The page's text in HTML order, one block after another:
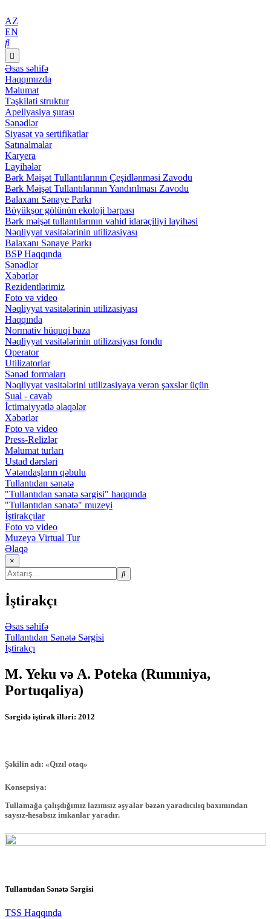
AZ
EN
Əsas səhifə
Haqqımızda
Məlumat
Təşkilati struktur
Apellyasiya şurası
Sənədlər
Siyasət və sertifikatlar
Satınalmalar
Karyera
Layihələr
Bərk Məişət Tullantılarının Çeşidlənməsi Zavodu
Bərk Məişət Tullantılarının Yandırılması Zavodu
Balaxanı Sənaye Parkı
Böyükşor gölünün ekoloji bərpası
Bərk məişət tullantılarının vahid idarəçiliyi layihəsi
Nəqliyyat vasitələrinin utilizasiyası
Balaxanı Sənaye Parkı
BSP Haqqında
Sənədlər
Xəbərlər
Rezidentlərimiz
Foto və video
Nəqliyyat vasitələrinin utilizasiyası
Haqqında
Normativ hüquqi baza
Nəqliyyat vasitələrinin utilizasiyası fondu
Operator
Utilizatorlar
Sənəd formaları
Nəqliyyat vasitələrini utilizasiyaya verən şəxslər üçün
Sual - cavab
İctimaiyyətlə əlaqələr
Xəbərlər
Foto və video
Press-Relizlər
Məlumat turları
Ustad dərsləri
Vətəndaşların qəbulu
Tullantıdan sənətə
"Tullantıdan sənətə sərgisi" haqqında
"Tullantıdan sənətə" muzeyi
İştirakçılar
Foto və video
Muzeyə Virtual Tur
Əlaqə
×
İştirakçı
Əsas səhifə
Tullantıdan Sənətə Sərgisi
İştirakçı
M. Yeku və A. Poteka (Rumıniya,
Portuqaliya)
Sərgidə iştirak illəri: 2012
Şəkilin adı: «Qızıl otaq»
Konsepsiya:
Tullamağa çalışdığımız lazımsız əşyalar bəzən yaradıcılıq baxımından
saysız-hesabsız imkanlar yaradır.
Tullantıdan Sənətə Sərgisi
TSS Haqqında